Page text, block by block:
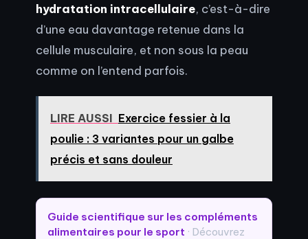
hydratation intracellulaire, c’est-à-dire
d’une eau davantage retenue dans la
cellule musculaire, et non sous la peau
comme on l’entend parfois.
LIRE AUSSI Exercice fessier à la
poulie : 3 variantes pour un galbe
précis et sans douleur
Guide scientifique sur les compléments
alimentaires pour le sport · Découvrez